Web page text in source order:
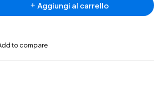
Aggiungi al carrello
to compare